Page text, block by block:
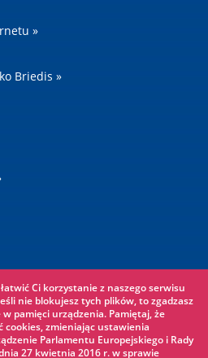
»
Briedis »
Ci korzystanie z naszego serwisu
nie blokujesz tych plików, to zgadzasz
pamięci urządzenia. Pamiętaj, że
cookies, zmieniając ustawienia
Parlamentu Europejskiego i Rady
27 kwietnia 2016 r. w sprawie